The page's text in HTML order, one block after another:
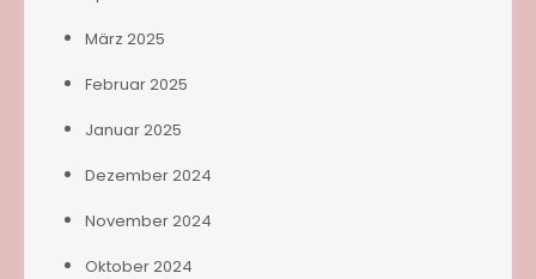
März 2025
Februar 2025
Januar 2025
Dezember 2024
November 2024
Oktober 2024